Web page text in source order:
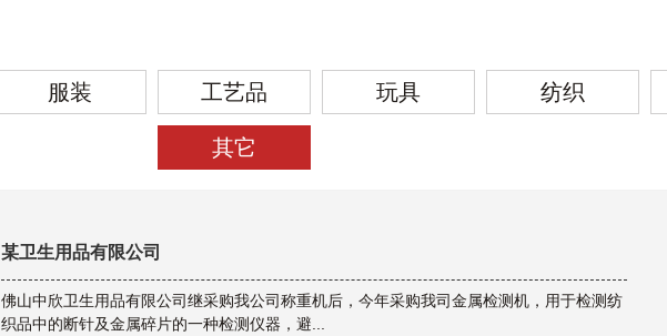
服装 工艺品 玩具 纺织
其它
某卫生用品有限公司
佛山中欣卫生用品有限公司继采购我公司称重机后，今年采购我司金属检测机，用于检测纺
织品中的断针及金属碎片的一种检测仪器，避...